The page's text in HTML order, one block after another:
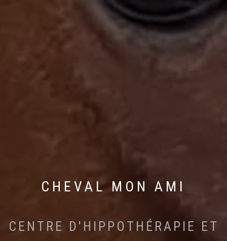
CHEVAL MON AMI
CENTRE D'HIPPOTHÉRAPIE ET